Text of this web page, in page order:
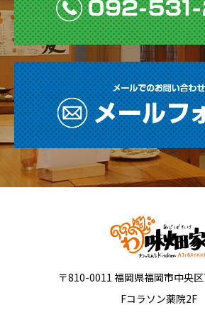
〒810-0011 福岡県福岡市中央
Fコラソン薬院2F